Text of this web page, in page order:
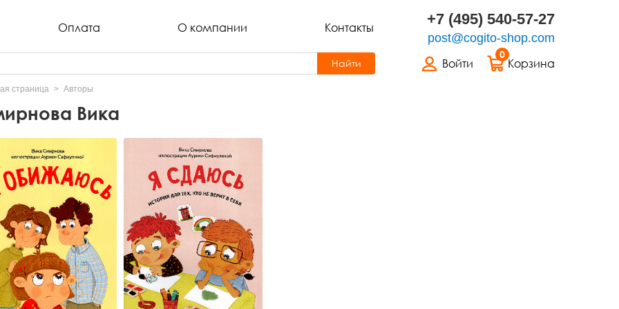
Оплата О компании Контакты +7 (495) 540-57-27
post@cogito-shop.com
Войти
0
Корзина
Найти
страница Авторы
Вика